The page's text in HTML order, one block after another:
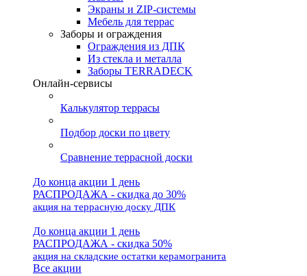
Экраны и ZIP-системы
Мебель для террас
Заборы и ограждения
Ограждения из ДПК
Из стекла и металла
Заборы TERRADECK
Онлайн-сервисы
Калькулятор террасы
Подбор доски по цвету
Сравнение террасной доски
До конца акции 1 день
РАСПРОДАЖА - скидка до 30%
акция на террасную доску ДПК
До конца акции 1 день
РАСПРОДАЖА - скидка 50%
акция на складские остатки керамогранита
Все акции